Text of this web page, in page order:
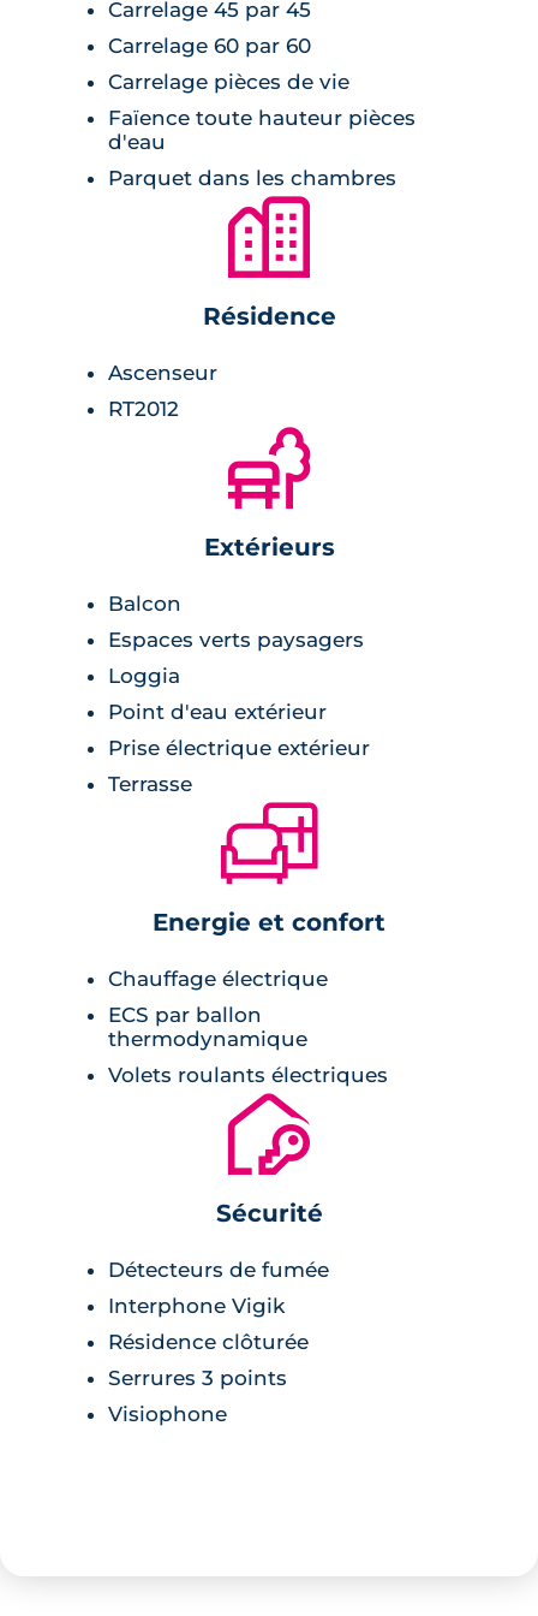
dans les chambres, les équipements
modernes dans les salles de bain, et la
domotique, assurent un confort quotidien et
une efficacité énergétique conforme à la
Carrelage 45 par 45
Carrelage 60 par 60
Carrelage pièces de vie
Faïence toute hauteur pièces
d'eau
Parquet dans les chambres
🏙
Résidence
Ascenseur
RT2012
🌲
Extérieurs
Balcon
Espaces verts paysagers
Loggia
Point d'eau extérieur
Prise électrique extérieur
Terrasse
🛋
Energie et confort
Chauffage électrique
ECS par ballon
thermodynamique
Volets roulants électriques
🔐
Sécurité
Détecteurs de fumée
Interphone Vigik
Résidence clôturée
Serrures 3 points
Visiophone